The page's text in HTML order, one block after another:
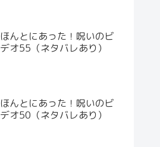
ほんとにあった！呪いのビ
デオ55（ネタバレあり）
ほんとにあった！呪いのビ
デオ50（ネタバレあり）